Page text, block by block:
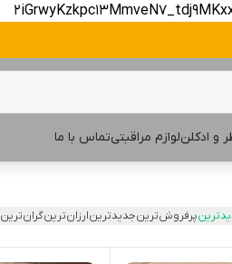
و ادکلنلوازم مراقبتیتماس با ما
پرفروش‌ترینجدیدترینارزان‌ترینگران‌ترین